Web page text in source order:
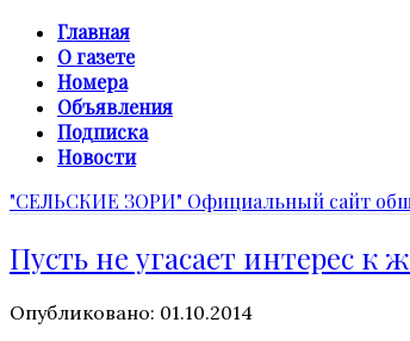
Главная
О газете
Номера
Объявления
Подписка
Новости
"СЕЛЬСКИЕ ЗОРИ" Официальный сайт
Пусть не угасает интерес к
Опубликовано: 01.10.2014